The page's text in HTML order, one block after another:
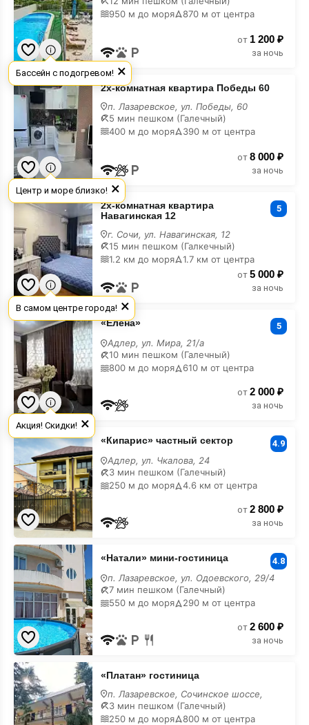
Новый
Год
950 м до моря
870 м от центра
от 1 200 ₽
за ночь
2х-
комнатная
квартира
Победы
на
Новый
Год
2х-комнатная квартира Победы 60
п. Лазаревское, ул. Победы, 60
5 мин пешком (Галечный)
400 м до моря
390 м от центра
от 8 000 ₽
за ночь
2х-
комнатная
Навагинская
12
на
Новый
Год
2х-комнатная квартира
Навагинская 12
5
г. Сочи, ул. Навагинская, 12
15 мин пешком (Галкечный)
1.2 км до моря
1.7 км от центра
от 5 000 ₽
за ночь
«Елена»
на
Новый
Год
«Елена» 5
Адлер, ул. Мира, 21/а
10 мин пешком (Галечный)
800 м до моря
610 м от центра
от 2 000 ₽
за ночь
«Кипарис»
частный
сектор
на
Новый
Год
«Кипарис» частный сектор 4.9
Адлер, ул. Чкалова, 24
3 мин пешком (Галечный)
250 м до моря
4.6 км от центра
от 2 800 ₽
за ночь
«Натали»
мини-
гостиница
на
Новый
Год
«Натали» мини-гостиница 4.8
п. Лазаревское, ул. Одоевского, 29/4
7 мин пешком (Галечный)
550 м до моря
290 м от центра
от 2 600 ₽
за ночь
«Платан»
гостиница
на
Новый
Год
«Платан» гостиница
п. Лазаревское, Сочинское шоссе,
3 мин пешком (Галечный)
250 м до моря
800 м от центра
×
Бассейн с подогревом!
×
Центр и море близко!
×
В самом центре города!
×
Акция! Скидки!